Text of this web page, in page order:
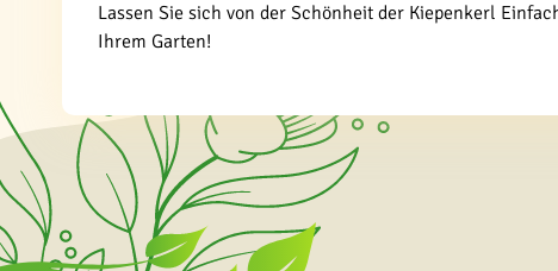
Lassen Sie sich von der Schönheit der Kiepenkerl
Ihrem Garten!